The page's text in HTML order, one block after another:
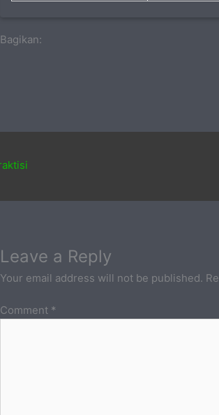
Bagikan:
Leave a Reply
Your email address will not be published.
Comment *